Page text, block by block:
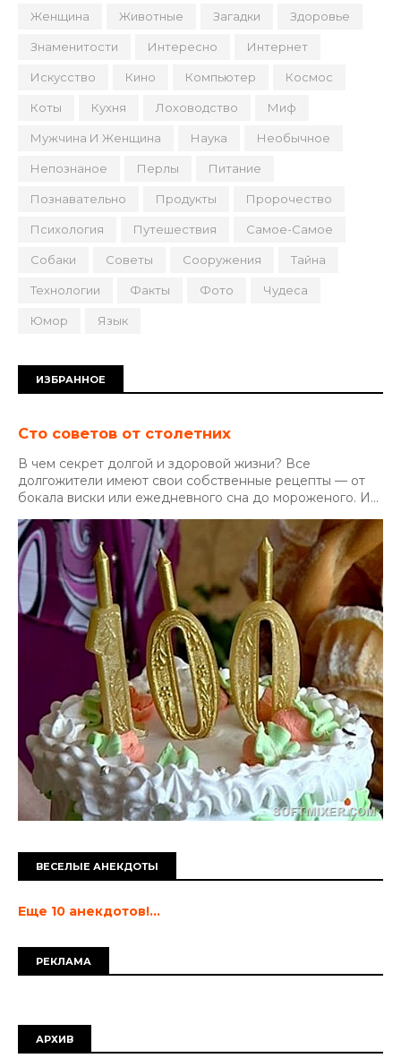
Женщина Животные Загадки Здоровье
Знаменитости Интересно Интернет
Искусство Кино Компьютер Космос
Коты Кухня Лоховодство Миф
Мужчина И Женщина Наука Необычное
Непознаное Перлы Питание
Познавательно Продукты Пророчество
Психология Путешествия Самое-Самое
Собаки Советы Сооружения Тайна
Технологии Факты Фото Чудеса
Юмор Язык
ИЗБРАННОЕ
Сто советов от столетних
В чем секрет долгой и здоровой жизни? Все
долгожители имеют свои собственные рецепты — от
бокала виски или ежедневного сна до мороженого. И...
ВЕСЕЛЫЕ АНЕКДОТЫ
Еще 10 анекдотов!...
РЕКЛАМА
АРХИВ